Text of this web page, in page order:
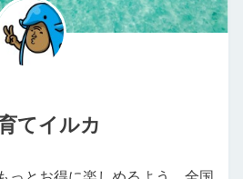
てイルカ